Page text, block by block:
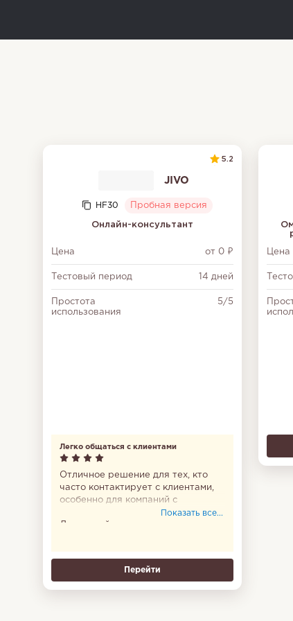
5.2
JIVO
HF30 Пробная версия
Онлайн-консультант
Цена от 0 ₽
Тестовый период 14 дней
Простота
использования
5/5
Легко общаться с клиентами
Отличное решение для тех, кто
часто контактирует с клиентами,
особенно для компаний с
послепродажным обслуживанием.
Людям сейчас проще написать в
клиентов. Все сообщения на виду,
Показать все...
Перейти
Цена